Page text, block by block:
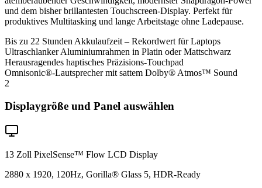
und dem bisher brillantesten Touchscreen-Display. Perfekt für
produktives Multitasking und lange Arbeitstage ohne Ladepause.
Bis zu 22 Stunden Akkulaufzeit – Rekordwert für Laptops
Ultraschlanker Aluminiumrahmen in Platin oder Mattschwarz
Herausragendes haptisches Präzisions-Touchpad
Omnisonic®-Lautsprecher mit sattem Dolby® Atmos™ Sound
2
Displaygröße und Panel auswählen
13 Zoll PixelSense™ Flow LCD Display
2880 x 1920, 120Hz, Gorilla® Glass 5, HDR-Ready